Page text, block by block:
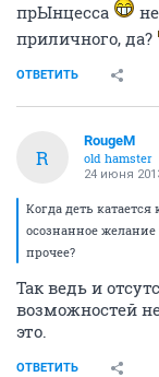
прЫнцесса
приличного, да?
ОТВЕТИТЬ
R
RougeM
old hamster
24 июня
Когда деть катается
осознанное желание
прочее?
Так ведь и
возможностей
это.
ОТВЕТИТЬ